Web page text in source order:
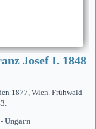
Josef I. 1848
1877, Wien. Frühwald
Ungarn